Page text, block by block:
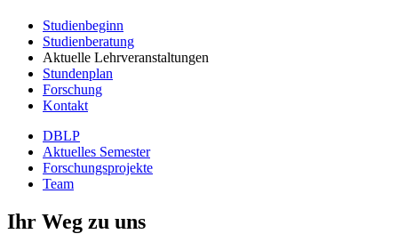
Studienbeginn
Studienberatung
Aktuelle Lehrveranstaltungen
Stundenplan
Forschung
Kontakt
DBLP
Aktuelles Semester
Forschungsprojekte
Team
Ihr Weg zu uns